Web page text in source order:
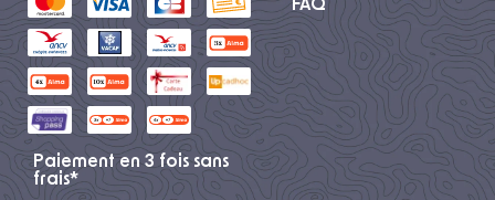
FAQ
Paiement en 3 fois sans
frais*